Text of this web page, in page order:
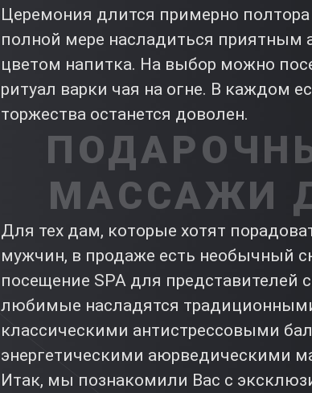
Церемония длится примерно полтора
полной мере насладиться приятным
цветом напитка. На выбор можно
ритуал варки чая на огне. В каждом
торжества останется доволен.
МАССАЖИ
Для тех дам, которые хотят
мужчин, в продаже есть необычный
посещение SPA для
любимые насладятся
классическими антистрессовыми
энергетическими аюрведическими
Итак, мы познакомили Вас с